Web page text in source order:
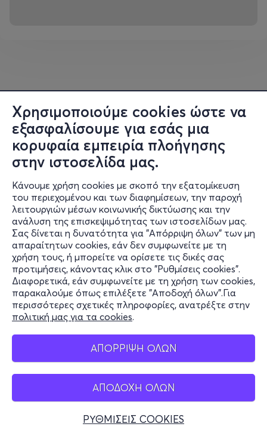
Χρησιμοποιούμε cookies ώστε να
εξασφαλίσουμε για εσάς μια
κορυφαία εμπειρία πλοήγησης
στην ιστοσελίδα μας.
Κάνουμε χρήση cookies με σκοπό την εξατομίκευση
του περιεχομένου και των διαφημίσεων, την παροχή
λειτουργιών μέσων κοινωνικής δικτύωσης και την
ανάλυση της επισκεψιμότητας των ιστοσελίδων μας.
Σας δίνεται η δυνατότητα για "Απόρριψη όλων" των μη
απαραίτητων cookies, εάν δεν συμφωνείτε με τη
χρήση τους, ή μπορείτε να ορίσετε τις δικές σας
προτιμήσεις, κάνοντας κλικ στο "Ρυθμίσεις cookies".
Διαφορετικά, εάν συμφωνείτε με τη χρήση των cookies,
παρακαλούμε όπως επιλέξετε "Αποδοχή όλων".Για
περισσότερες σχετικές πληροφορίες, ανατρέξτε στην
πολιτική μας για τα cookies.
ΑΠΟΡΡΙΨΗ ΟΛΩΝ
ΑΠΟΔΟΧΗ ΟΛΩΝ
ΡΥΘΜΙΣΕΙΣ COOKIES
Πληροφορίες
Υποστήριξη
Stay Connected
Mobile app